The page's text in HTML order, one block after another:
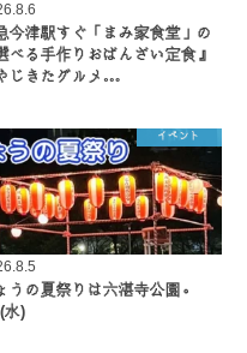
今津駅すぐ「まみ家食堂」の
べる手作りおばんざい定食』
じきたグルメ…
イベント
うの夏祭りは六湛寺公園。
)